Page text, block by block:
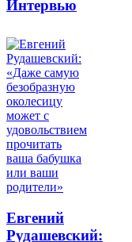
Интервью
Евгений
Рудашевский: